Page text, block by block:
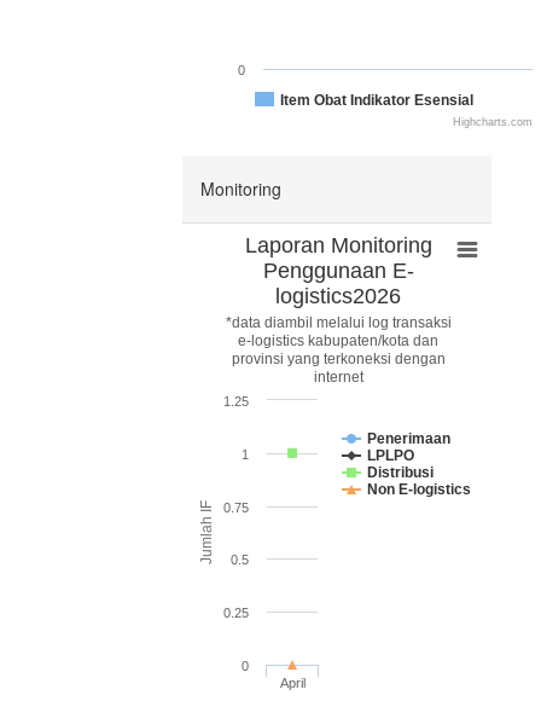
Item Obat Indikator Esensial
0
Highcharts.com
Monitoring
Jumlah IF
Laporan Monitoring
Penggunaan E-
logistics2026
*data diambil melalui log transaksi
e-logistics kabupaten/kota dan
provinsi yang terkoneksi dengan
internet
Penerimaan
LPLPO
Distribusi
Non E-logistics
April
0
0.25
0.5
0.75
1
1.25